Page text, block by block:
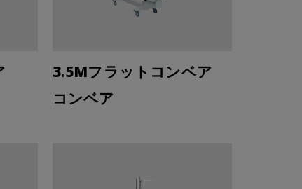
3.5Mフラットコンベア
コンベア